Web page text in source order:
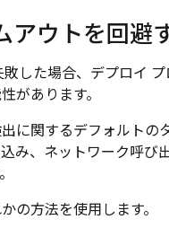
アウトを回避
した場合、デプロイ
があります。
に関するデフォルトの
み、ネットワーク呼び
の方法を使用します。